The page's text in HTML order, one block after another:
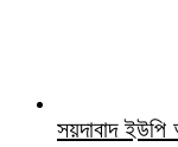
সয়দাবাদ ইউপি